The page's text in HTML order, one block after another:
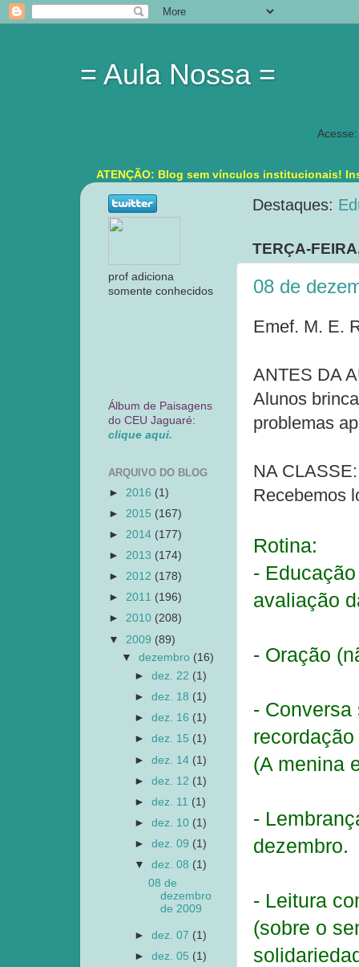
= Aula Nossa =
Acesse:
ATENÇÃO: Blog sem vínculos institucionais!
Destaques:
TERÇA-
08 de
Emef. M. E.
ANTES DA
Alunos
problemas
NA CLASSE:
Recebemos
Rotina:
-
avaliação
- Oração
- Conversa
(A menina
-
dezembro.
- Leitura
(sobre o
prof adiciona
somente conhecidos
Álbum de Paisagens
do CEU Jaguaré:
clique aqui.
ARQUIVO DO BLOG
► 2016 (1)
► 2015 (167)
► 2014 (177)
► 2013 (174)
► 2012 (178)
► 2011 (196)
► 2010 (208)
▼ 2009 (89)
▼dezembro (16)
►dez. 22 (1)
►dez. 18 (1)
►dez. 16 (1)
►dez. 15 (1)
►dez. 14 (1)
►dez. 12 (1)
►dez. 11 (1)
►dez. 10 (1)
►dez. 09 (1)
▼dez. 08 (1)
08 de
dezembro
de 2009
►dez. 07 (1)
►dez. 05 (1)